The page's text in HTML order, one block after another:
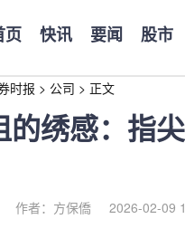
页 快讯 要闻 股市
时报 > 公司 > 正文
的绣感：指
作者：方保僑 2026-02-09